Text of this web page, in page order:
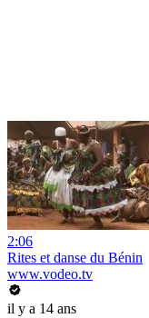
2:06
Rites et danse du Bénin
www.vodeo.tv
il y a 14 ans